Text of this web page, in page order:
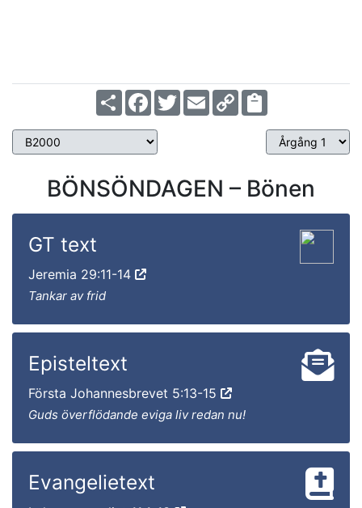
Årgång 2
ShareFacebook
TwitterEmailCopy
Link
BÖNSÖNDAGEN – Bönen
GT text
Jeremia 29:11-14
Tankar av frid
Episteltext
Första Johannesbrevet 5:13-15
Guds överflödande eviga liv redan nu!
Evangelietext